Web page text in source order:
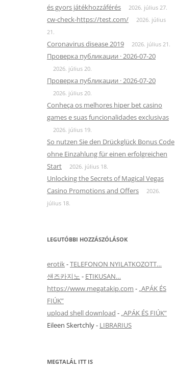
és gyors játékhozzáférés
2026. július 27.
cw-check-https://test.com/
2026. július
21.
Coronavirus disease 2019 2026. július 21.
Проверка публикации · 2026-07-20
2026. július 20.
Проверка публикации · 2026-07-20
2026. július 20.
Conheça os melhores hiper bet casino
games e suas funcionalidades exclusivas
2026. július 19.
So nutzen Sie den Drückglück Bonus Code
ohne Einzahlung für einen erfolgreichen
Start
2026. július 18.
Unlocking the Secrets of Magical Vegas
Casino Promotions and Offers
2026.
július 18.
LEGUTÓBBI HOZZÁSZÓLÁSOK
erotik-TELEFONON NYILATKOZOTT…
샌즈카지노 - ETIKUSAN…
https://www.megatakip.com - „APÁK ÉS
FIÚK”
upload shell download - „APÁK ÉS FIÚK”
Eileen Skertchly- LIBRARIUS
MEGTALÁL ITT IS